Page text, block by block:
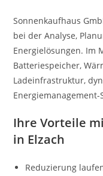
Sonnenkaufhaus
bei der Analyse,
Energielösungen. Im
Batteriespeicher,
Ladeinfrastruktur,
Energiemanagement-
Ihre Vorteile
in Elzach
Reduzierung